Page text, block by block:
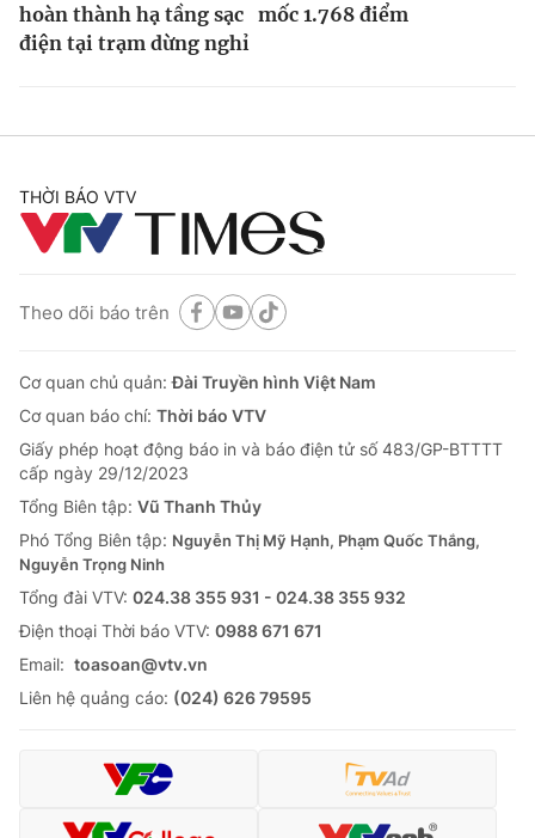
hoàn thành hạ tầng sạc
điện tại trạm dừng nghỉ
mốc 1.768 điểm
THỜI BÁO VTV
Theo dõi báo trên
Cơ quan chủ quản:Đài Truyền hình Việt Nam
Cơ quan báo chí: Thời báo VTV
Giấy phép hoạt động báo in và báo điện tử số 483/GP-BTTTT
cấp ngày 29/12/2023
Tổng Biên tập: Vũ Thanh Thủy
Phó Tổng Biên tập: Nguyễn Thị Mỹ Hạnh, Phạm Quốc Thắng,
Nguyễn Trọng Ninh
Tổng đài VTV: 024.38 355 931 - 024.38 355 932
Ðiện thoại Thời báo VTV: 0988 671 671
Email: toasoan@vtv.vn
Liên hệ quảng cáo: (024) 626 79595